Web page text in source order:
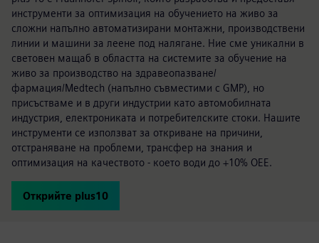
инструменти за оптимизация на обучението на живо за
сложни напълно автоматизирани монтажни, производствени
линии и машини за леене под налягане. Ние сме уникални в
световен мащаб в областта на системите за обучение на
живо за производство на здравеопазване/
фармация/Medtech (напълно съвместими с GMP), но
присъстваме и в други индустрии като автомобилната
индустрия, електрониката и потребителските стоки. Нашите
инструменти се използват за откриване на причини,
отстраняване на проблеми, трансфер на знания и
оптимизация на качеството - което води до +10% OEE.
Открийте plus10